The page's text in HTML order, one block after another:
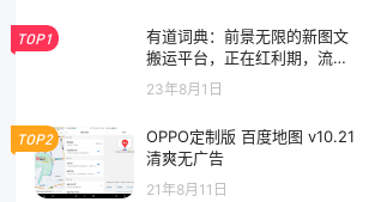
TOP1
有道词典：前景无限的新图文
搬运平台，正在红利期，流量
巨大
23年8月1日
TOP2
OPPO定制版 百度地图 v10.21
清爽无广告
21年8月11日